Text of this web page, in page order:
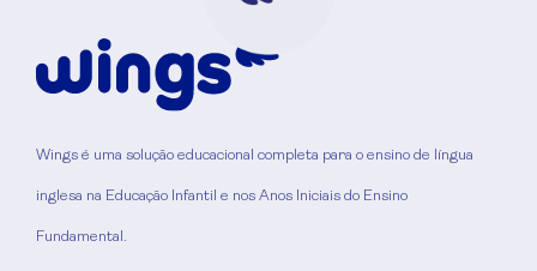
Wings é uma solução educacional completa para o ensino de língua
inglesa na Educação Infantil e nos Anos Iniciais do Ensino
Fundamental.